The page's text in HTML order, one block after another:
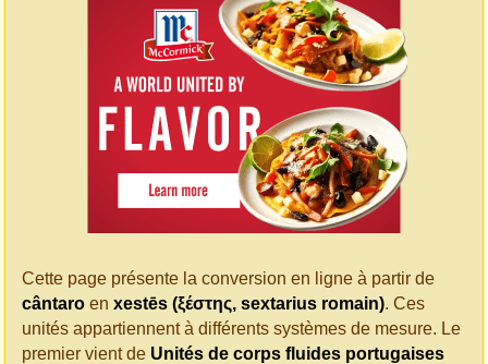
Cette page présente la conversion en ligne à partir de
cântaro en xestēs (ξέστης, sextarius romain). Ces
unités appartiennent à différents systèmes de mesure. Le
premier vient de Unités de corps fluides portugaises